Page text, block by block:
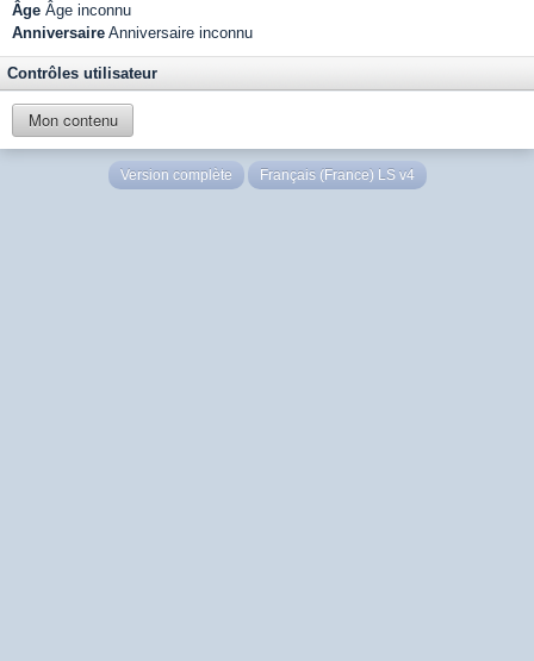
Âge Âge inconnu
Anniversaire Anniversaire inconnu
Contrôles utilisateur
Mon contenu
Version complète Français (France) LS v4